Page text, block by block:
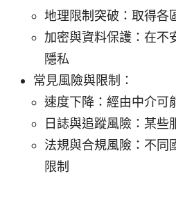
地理限制突破：取得各
加密與資料保護：在不
隱私
常見風險與限制：
速度下降：經由中介可
日誌與追蹤風險：某些
法規與合規風險：不同
限制